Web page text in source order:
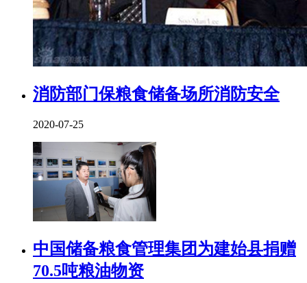
消防部门保粮食储备场所消防安全
2020-07-25
中国储备粮食管理集团为建始县捐赠
70.5吨粮油物资